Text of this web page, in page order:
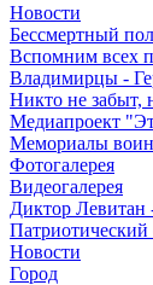
Новости
Бессмертный
Вспомним всех
Владимирцы -
Никто не забыт,
Медиапроект
Мемориалы
Фотогалерея
Видеогалерея
Диктор
Патриотический
Новости
Город